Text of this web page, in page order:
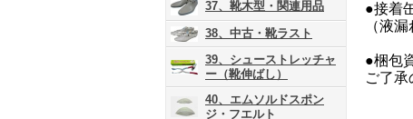
37、靴木型・関連用品
38、中古・靴ラスト
39、シューストレッチャ
ー（靴伸ばし）
40、エムソルドスポン
ジ・フエルト
●接着
（液
●梱包
ご了承